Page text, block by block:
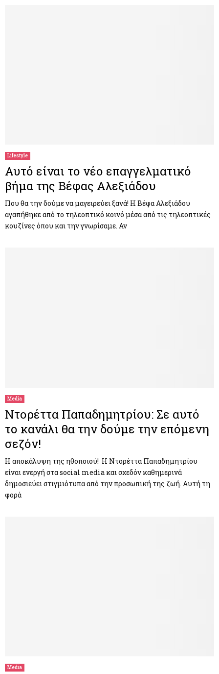
Lifestyle
Αυτό είναι το νέο επαγγελματικό
βήμα της Βέφας Αλεξιάδου
Που θα την δούμε να μαγειρεύει ξανά! Η Βέφα Αλεξιάδου
αγαπήθηκε από το τηλεοπτικό κοινό μέσα από τις τηλεοπτικές
κουζίνες όπου και την γνωρίσαμε. Αν
Media
Ντορέττα Παπαδημητρίου: Σε αυτό
το κανάλι θα την δούμε την επόμενη
σεζόν!
Η αποκάλυψη της ηθοποιού! Η Ντορέττα Παπαδημητρίου
είναι ενεργή στα social media και σχεδόν καθημερινά
δημοσιεύει στιγμιότυπα από την προσωπική της ζωή. Αυτή τη
φορά
Media